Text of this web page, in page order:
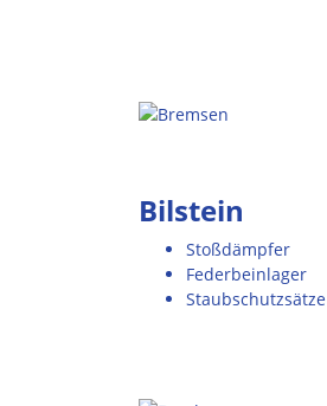
Bilstein
Stoßdämpfer
Federbeinlager
Staubschutzsätze